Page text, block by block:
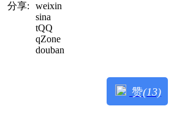
分享:
weixin
sina
tQQ
qZone
douban
赞(13)